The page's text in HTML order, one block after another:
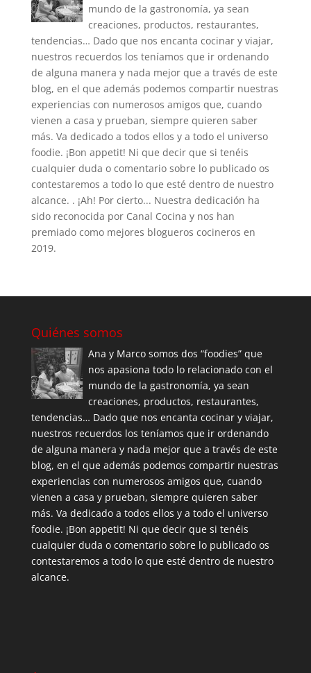
mundo de la gastronomía, ya sean
creaciones, productos, restaurantes,
tendencias… Dado que nos encanta cocinar y viajar,
nuestros recuerdos los teníamos que ir ordenando
de alguna manera y nada mejor que a través de este
blog, en el que además podemos compartir nuestras
experiencias con numerosos amigos que, cuando
vienen a casa y prueban, siempre quieren saber
más. Va dedicado a todos ellos y a todo el universo
foodie. ¡Bon appetit! Ni que decir que si tenéis
cualquier duda o comentario sobre lo publicado os
contestaremos a todo lo que esté dentro de nuestro
alcance. . ¡Ah! Por cierto... Nuestra dedicación ha
sido reconocida por Canal Cocina y nos han
premiado como mejores blogueros cocineros en
2019.
Quiénes somos
Ana y Marco somos dos “foodies” que
nos apasiona todo lo relacionado con el
mundo de la gastronomía, ya sean
creaciones, productos, restaurantes,
tendencias… Dado que nos encanta cocinar y viajar,
nuestros recuerdos los teníamos que ir ordenando
de alguna manera y nada mejor que a través de este
blog, en el que además podemos compartir nuestras
experiencias con numerosos amigos que, cuando
vienen a casa y prueban, siempre quieren saber
más. Va dedicado a todos ellos y a todo el universo
foodie. ¡Bon appetit! Ni que decir que si tenéis
cualquier duda o comentario sobre lo publicado os
contestaremos a todo lo que esté dentro de nuestro
alcance.